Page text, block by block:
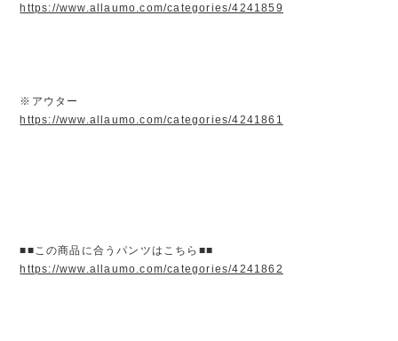
https://www.allaumo.com/categories/4241859
※アウター
https://www.allaumo.com/categories/4241861
■■この商品に合うパンツはこちら■■
https://www.allaumo.com/categories/4241862